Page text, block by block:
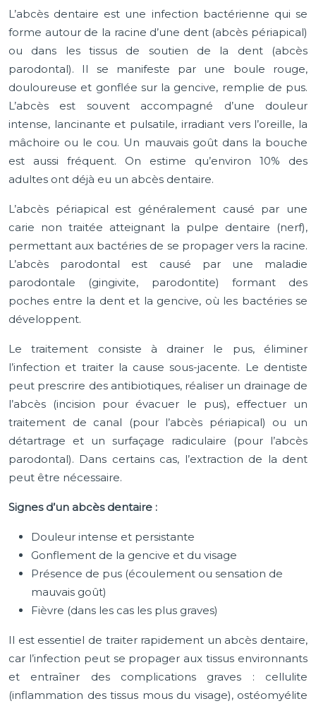
L’abcès dentaire est une infection bactérienne qui se
forme autour de la racine d’une dent (abcès périapical)
ou dans les tissus de soutien de la dent (abcès
parodontal). Il se manifeste par une boule rouge,
douloureuse et gonflée sur la gencive, remplie de pus.
L’abcès est souvent accompagné d’une douleur
intense, lancinante et pulsatile, irradiant vers l’oreille, la
mâchoire ou le cou. Un mauvais goût dans la bouche
est aussi fréquent. On estime qu’environ 10% des
adultes ont déjà eu un abcès dentaire.
L’abcès périapical est généralement causé par une
carie non traitée atteignant la pulpe dentaire (nerf),
permettant aux bactéries de se propager vers la racine.
L’abcès parodontal est causé par une maladie
parodontale (gingivite, parodontite) formant des
poches entre la dent et la gencive, où les bactéries se
développent.
Le traitement consiste à drainer le pus, éliminer
l’infection et traiter la cause sous-jacente. Le dentiste
peut prescrire des antibiotiques, réaliser un drainage de
l’abcès (incision pour évacuer le pus), effectuer un
traitement de canal (pour l’abcès périapical) ou un
détartrage et un surfaçage radiculaire (pour l’abcès
parodontal). Dans certains cas, l’extraction de la dent
peut être nécessaire.
Signes d’un abcès dentaire :
Douleur intense et persistante
Gonflement de la gencive et du visage
Présence de pus (écoulement ou sensation de
mauvais goût)
Fièvre (dans les cas les plus graves)
Il est essentiel de traiter rapidement un abcès dentaire,
car l’infection peut se propager aux tissus environnants
et entraîner des complications graves : cellulite
(inflammation des tissus mous du visage), ostéomyélite